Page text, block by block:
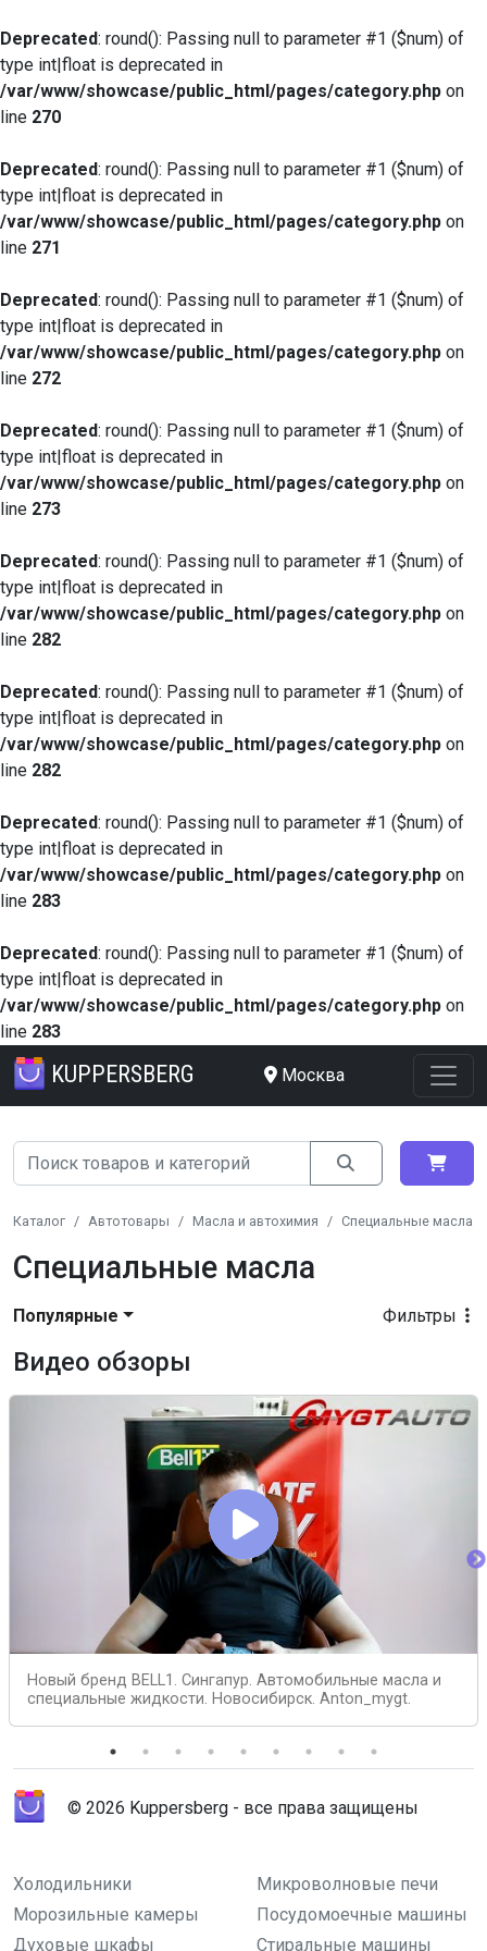
Deprecated: round(): Passing null to parameter #1 ($num) of
type int|float is deprecated in
/var/www/showcase/public_html/pages/category.php on
line 270
Deprecated: round(): Passing null to parameter #1 ($num) of
type int|float is deprecated in
/var/www/showcase/public_html/pages/category.php on
line 271
Deprecated: round(): Passing null to parameter #1 ($num) of
type int|float is deprecated in
/var/www/showcase/public_html/pages/category.php on
line 272
Deprecated: round(): Passing null to parameter #1 ($num) of
type int|float is deprecated in
/var/www/showcase/public_html/pages/category.php on
line 273
Deprecated: round(): Passing null to parameter #1 ($num) of
type int|float is deprecated in
/var/www/showcase/public_html/pages/category.php on
line 282
Deprecated: round(): Passing null to parameter #1 ($num) of
type int|float is deprecated in
/var/www/showcase/public_html/pages/category.php on
line 282
Deprecated: round(): Passing null to parameter #1 ($num) of
type int|float is deprecated in
/var/www/showcase/public_html/pages/category.php on
line 283
Deprecated: round(): Passing null to parameter #1 ($num) of
type int|float is deprecated in
/var/www/showcase/public_html/pages/category.php on
line 283
KUPPERSBERG Москва
Каталог Автотовары Масла и автохимия Специальные масла
Специальные масла
Фильтры
Популярные
Видео обзоры
Новый бренд BELL1. Сингапур. Автомобильные масла и
специальные жидкости. Новосибирск. Anton_mygt.
© 2026 Kuppersberg - все права защищены
Холодильники
Микроволновые печи
Морозильные камеры
Посудомоечные машины
Духовые шкафы
Стиральные машины